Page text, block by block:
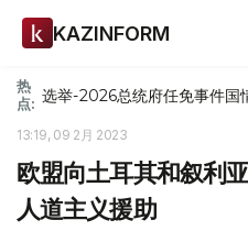
KAZINFORM
热
点: 选举-2026总统府任免事件国
13:19, 09 2月 2023
欧盟向土耳其和叙利
人道主义援助